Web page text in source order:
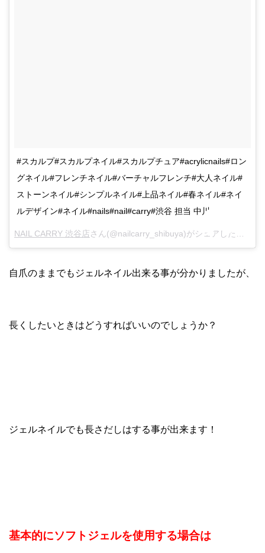
#スカルプ#スカルプネイル#スカルプチュア#acrylicnails#ロン
グネイル#フレンチネイル#バーチャルフレンチ#大人ネイル#
ストーンネイル#シンプルネイル#上品ネイル#春ネイル#ネイ
ルデザイン#ネイル#nails#nail#carry#渋谷 担当 中川
NAIL CARRY 渋谷店さん(@nailcarry_shibuya)がシェアした投稿 –
自爪のままでもジェルネイル出来る事が分かりましたが、
長くしたいときはどうすればいいのでしょうか？
ジェルネイルでも長さだしはする事が出来ます！
基本的にソフトジェルを使用する場合は